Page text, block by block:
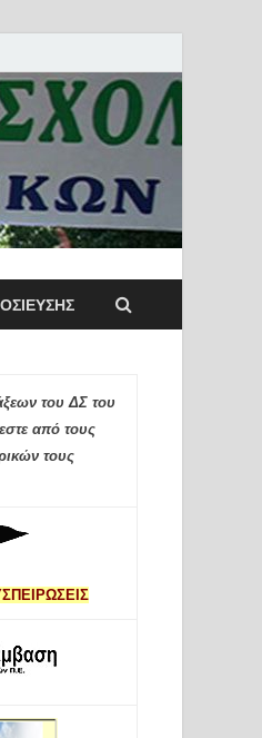
του ΔΣ του
από τους
τους